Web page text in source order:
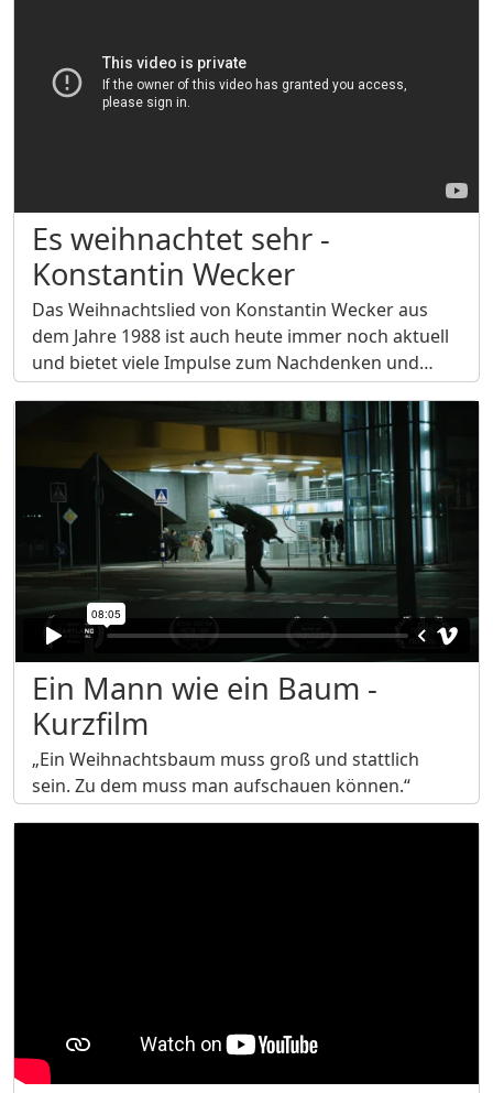
Es weihnachtet sehr -
Konstantin Wecker
Das Weihnachtslied von Konstantin Wecker aus
dem Jahre 1988 ist auch heute immer noch aktuell
und bietet viele Impulse zum Nachdenken und…
Ein Mann wie ein Baum -
Kurzfilm
„Ein Weihnachtsbaum muss groß und stattlich
sein. Zu dem muss man aufschauen können.“